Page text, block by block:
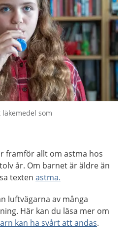
som
framför allt om astma hos
år. Om barnet är äldre än
texten astma.
luftvägarna av många
Här kan du läsa mer om
kan ha svårt att andas.